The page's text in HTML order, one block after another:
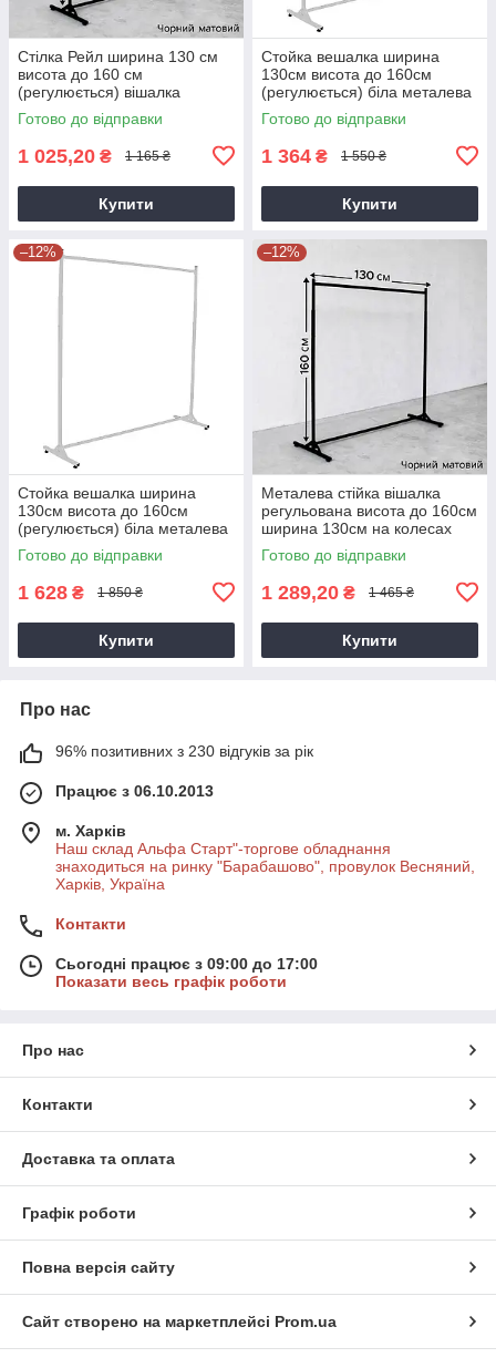
Стілка Рейл ширина 130 см
висота до 160 см
(регулюється) вішалка
підлогова металева на ніжках
для одягу
Готово до відправки
1 025,20 ₴ 1 165 ₴
Купити
Стойка вешалка ширина
130см висота до 160см
(регулюється) біла металева
на ножках для продажу одягу
Готово до відправки
1 364 ₴ 1 550 ₴
Купити
–12%
Стойка вешалка ширина
130см висота до 160см
(регулюється) біла металева
на колёсах для продажу
одягу
Готово до відправки
1 628 ₴ 1 850 ₴
Купити
–12%
Металева стійка вішалка
регульована висота до 160см
ширина 130см на колесах
для продажу одягу
Готово до відправки
1 289,20 ₴ 1 465 ₴
Купити
Про нас
96% позитивних з 230 відгуків за рік
Працює з 06.10.2013
м. Харків
Наш склад Альфа Старт"-торгове обладнання
знаходиться на ринку "Барабашово", провулок Весняний,
Харків, Україна
Контакти
Сьогодні працює з 09:00 до 17:00
Показати весь графік роботи
Про нас
Контакти
Доставка та оплата
Графік роботи
Повна версія сайту
Сайт створено на маркетплейсі Prom.ua